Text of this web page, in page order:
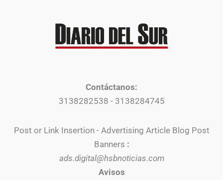
Contáctanos:
3138282538 - 3138284745
Post or Link Insertion - Advertising Article Blog Post
Banners :
ads.digital@hsbnoticias.com
Avisos